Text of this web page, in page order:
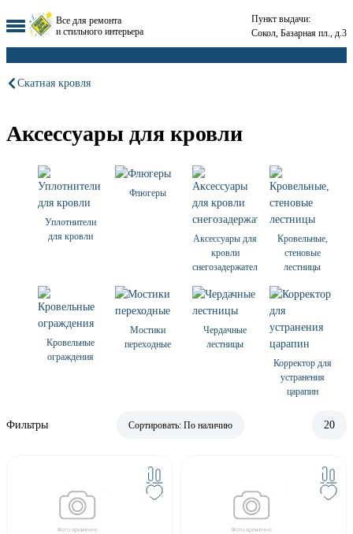
Все для ремонта
и стильного интерьера
Пункт выдачи:
Сокол, Базарная пл., д.3
Скатная кровля
Аксессуары для кровли
Уплотнители
для кровли
Флюгеры
Аксессуары для
кровли
снегозадержатели
Кровельные,
стеновые
лестницы
Кровельные
ограждения
Мостики
переходные
Чердачные
лестницы
Корректор для
устранения
царапин
Фильтры Сортировать: По наличию 20